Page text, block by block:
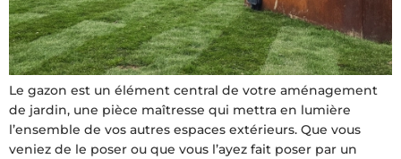
Le gazon est un élément central de votre aménagement
de jardin, une pièce maîtresse qui mettra en lumière
l’ensemble de vos autres espaces extérieurs. Que vous
veniez de le poser ou que vous l’ayez fait poser par un